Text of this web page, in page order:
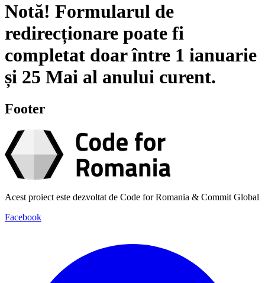
Notă! Formularul de
redirecționare poate fi
completat doar între 1 ianuarie
și 25 Mai al anului curent.
Footer
Acest proiect este dezvoltat de Code for Romania & Commit Global
Facebook